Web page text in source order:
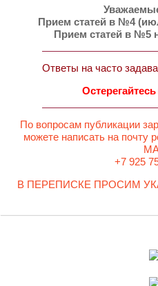
Прием статей в №4
Прием статей в №5
Ответы на часто
По вопросам публикации
можете написать на почту
+7 925
В ПЕРЕПИСКЕ ПРОСИМ